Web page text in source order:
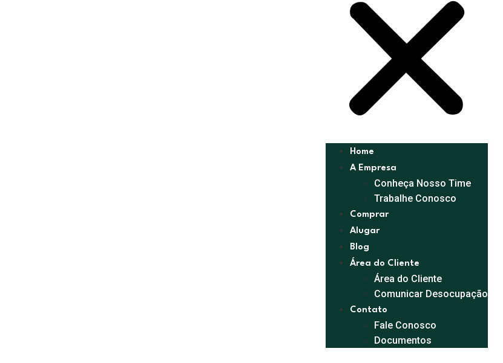
Home
A Empresa
Conheça Nosso Time
Trabalhe Conosco
Comprar
Alugar
Blog
Área do Cliente
Área do Cliente
Comunicar Desocupação
Contato
Fale Conosco
Documentos